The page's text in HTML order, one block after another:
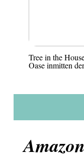
Tree in the
Oase inmitten